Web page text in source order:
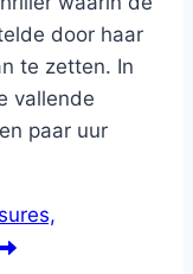
door haar
te zetten. In
vallende
paar uur